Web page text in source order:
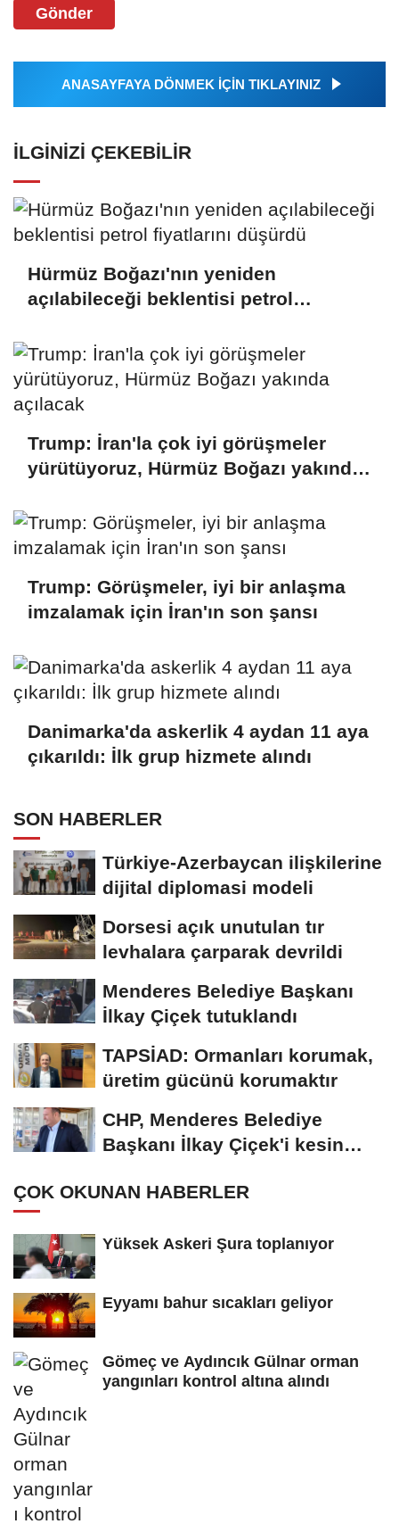
Gönder
ANASAYFAYA DÖNMEK İÇİN TIKLAYINIZ
İLGINIZI ÇEKEBILIR
Hürmüz Boğazı'nın yeniden
açılabileceği beklentisi petrol
Trump: İran'la çok iyi görüşmeler
yürütüyoruz, Hürmüz Boğazı yakında
Trump: Görüşmeler, iyi bir anlaşma
imzalamak için İran'ın son şansı
Danimarka'da askerlik 4 aydan 11 aya
çıkarıldı: İlk grup hizmete alındı
SON HABERLER
Türkiye-Azerbaycan ilişkilerine
dijital diplomasi modeli
Dorsesi açık unutulan tır
levhalara çarparak devrildi
Menderes Belediye Başkanı
İlkay Çiçek tutuklandı
TAPSİAD: Ormanları korumak,
üretim gücünü korumaktır
CHP, Menderes Belediye
Başkanı İlkay Çiçek'i kesin
ÇOK OKUNAN HABERLER
Yüksek Askeri Şura toplanıyor
Eyyamı bahur sıcakları geliyor
Gömeç ve Aydıncık Gülnar orman
yangınları kontrol altına alındı